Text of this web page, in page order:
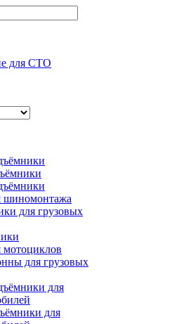
для СТО
шиномонтажа
для грузовых
для грузовых
для
для